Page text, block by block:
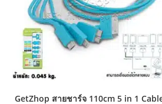
GetZhop สายชาร์จ 110cm 5 in 1